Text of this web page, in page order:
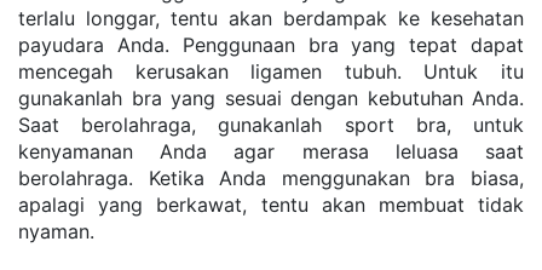
terlalu longgar, tentu akan berdampak ke kesehatan
payudara Anda. Penggunaan bra yang tepat dapat
mencegah kerusakan ligamen tubuh. Untuk itu
gunakanlah bra yang sesuai dengan kebutuhan Anda.
Saat berolahraga, gunakanlah sport bra, untuk
kenyamanan Anda agar merasa leluasa saat
berolahraga. Ketika Anda menggunakan bra biasa,
apalagi yang berkawat, tentu akan membuat tidak
nyaman.